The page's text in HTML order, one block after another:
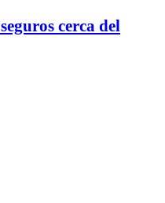
cerca del